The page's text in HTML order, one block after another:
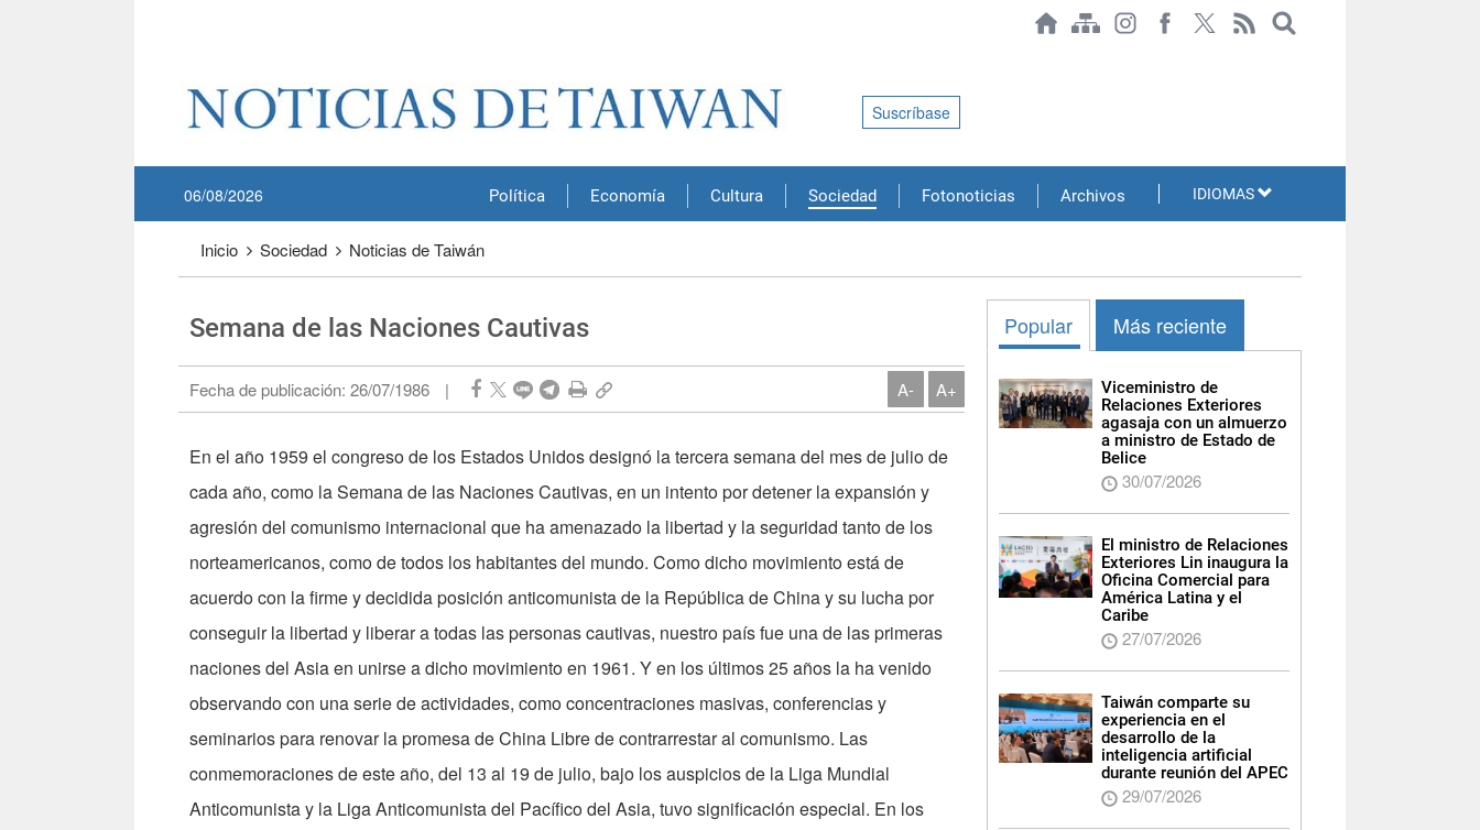
Política Economía Cultura Sociedad Fotonoticias Archivos
06/08/2026
Suscríbase
IDIOMAS
Inicio Sociedad Noticias de Taiwán
Semana de las Naciones Cautivas
Fecha de publicación: 26/07/1986 | A- A+
En el año 1959 el congreso de los Estados Unidos designó la tercera semana del mes de julio de
cada año, como la Semana de las Naciones Cautivas, en un intento por detener la expansión y
agresión del comunismo internacional que ha amenazado la libertad y la seguridad tanto de los
norteamericanos, como de todos los habitantes del mundo. Como dicho movimiento está de
acuerdo con la firme y decidida posición anticomunista de la República de China y su lucha por
conseguir la libertad y liberar a todas las personas cautivas, nuestro país fue una de las primeras
naciones del Asia en unirse a dicho movimiento en 1961. Y en los últimos 25 años la ha venido
observando con una serie de actividades, como concentraciones masivas, conferencias y
seminarios para renovar la promesa de China Libre de contrarrestar al comunismo. Las
conmemoraciones de este año, del 13 al 19 de julio, bajo los auspicios de la Liga Mundial
Anticomunista y la Liga Anticomunista del Pacífico del Asia, tuvo significación especial. En los
Popular Más reciente
Viceministro de
Relaciones Exteriores
agasaja con un almuerzo
a ministro de Estado de
Belice
30/07/2026
El ministro de Relaciones
Exteriores Lin inaugura la
Oficina Comercial para
América Latina y el
Caribe
27/07/2026
Taiwán comparte su
experiencia en el
desarrollo de la
inteligencia artificial
durante reunión del APEC
29/07/2026